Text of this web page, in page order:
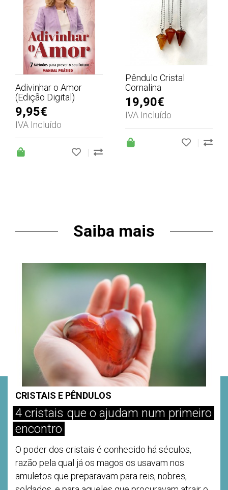
Adivinhar o Amor
(Edição Digital)
9,95€
IVA Incluído
|
Pêndulo Cristal
Cornalina
19,90€
IVA Incluído
|
Saiba mais
CRISTAIS E PÊNDULOS
4 cristais que o ajudam num primeiro
encontro
O poder dos cristais é conhecido há séculos,
razão pela qual já os magos os usavam nos
amuletos que preparavam para reis, nobres,